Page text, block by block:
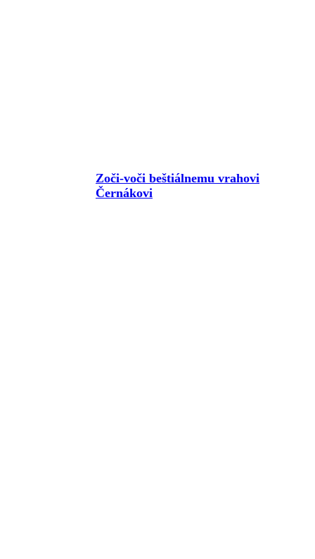
Zoči-voči beštiálnemu vrahovi
Černákovi